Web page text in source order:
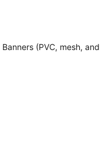
Banners (PVC, mesh,